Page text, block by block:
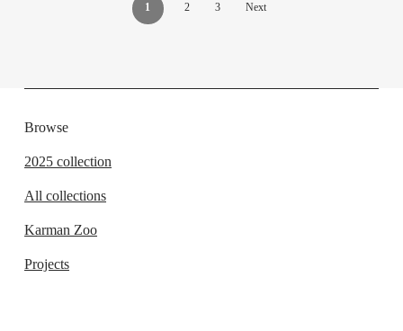
1 2 3 Next
Browse
2025 collection
All collections
Karman Zoo
Projects